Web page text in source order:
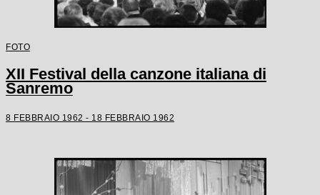
FOTO
XII Festival della canzone italiana di
Sanremo
8 FEBBRAIO 1962 - 18 FEBBRAIO 1962